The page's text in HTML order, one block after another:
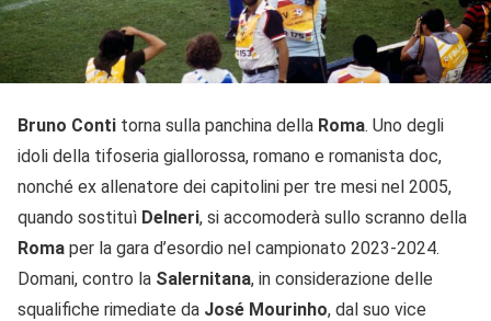
Bruno Conti torna sulla panchina della Roma. Uno degli
idoli della tifoseria giallorossa, romano e romanista doc,
nonché ex allenatore dei capitolini per tre mesi nel 2005,
quando sostituì Delneri, si accomoderà sullo scranno della
Roma per la gara d’esordio nel campionato 2023-2024.
Domani, contro la Salernitana, in considerazione delle
squalifiche rimediate da José Mourinho, dal suo vice